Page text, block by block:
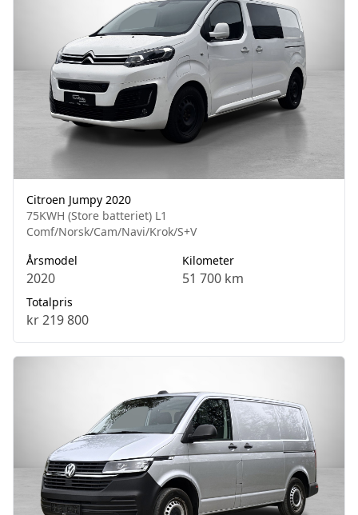
Citroen Jumpy 2020
75KWH (Store batteriet) L1
Comf/Norsk/Cam/Navi/Krok/S+V
Årsmodel
2020
Kilometer
51 700 km
Totalpris
kr 219 800